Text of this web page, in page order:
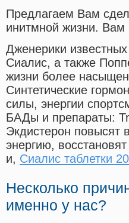
Предлагаем Вам
инитмной жизни. Вам
Дженерики
Сиалис, а также
жизни более
Синтетические
силы, энергии
БАДы и препараты:
Экдистерон повысят
энергию,
и, Сиалис таблетки
Несколько
именно у нас?